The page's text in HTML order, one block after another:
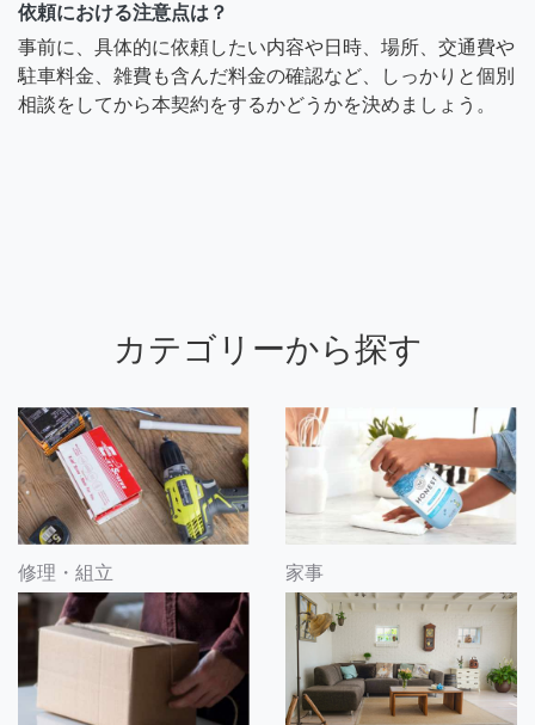
依頼における注意点は？
事前に、具体的に依頼したい内容や日時、場所、交通費や
駐車料金、雑費も含んだ料金の確認など、しっかりと個別
相談をしてから本契約をするかどうかを決めましょう。
カテゴリーから探す
修理・組立 家事